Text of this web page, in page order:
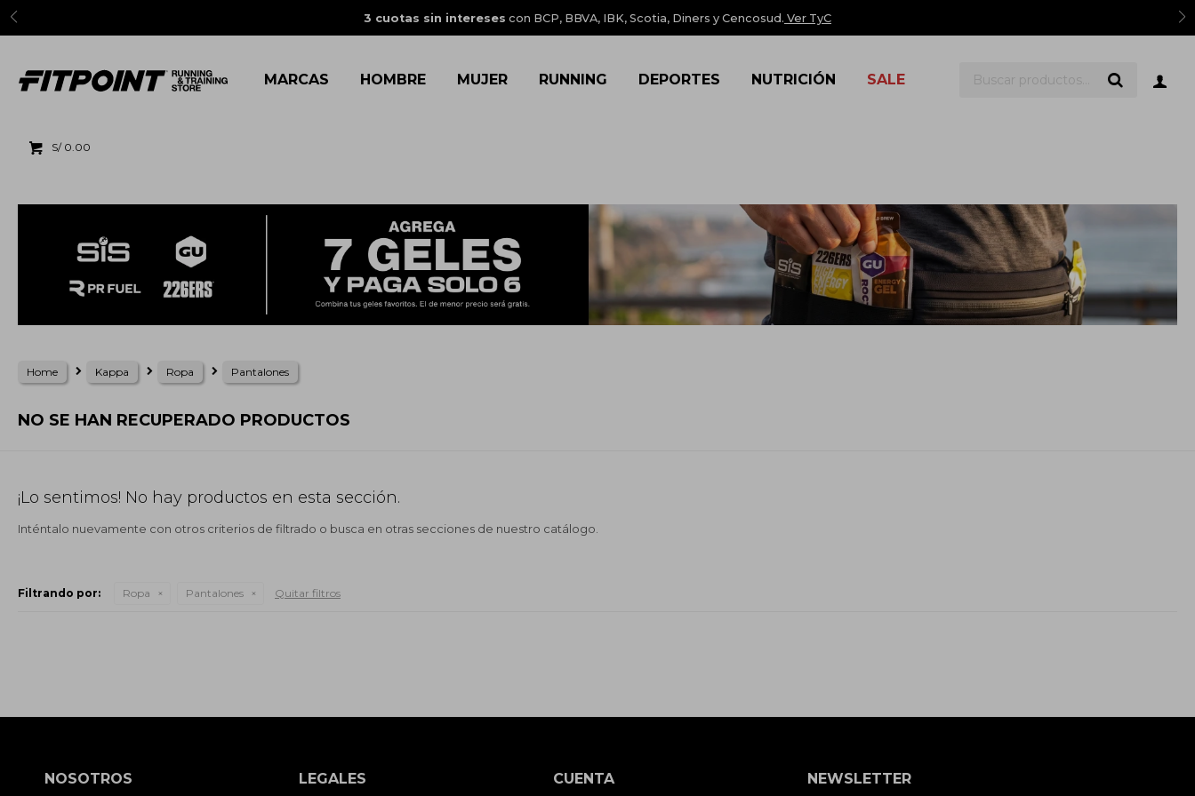
3 cuotas sin intereses con BCP, BBVA, IBK, Scotia, Diners y Cencosud. Ver TyC
MARCAS HOMBRE MUJER RUNNING DEPORTES NUTRICIÓN SALE
S/ 0.00
Home Kappa Ropa Pantalones
NO SE HAN RECUPERADO PRODUCTOS
¡Lo sentimos! No hay productos en esta sección.
Inténtalo nuevamente con otros criterios de filtrado o busca en otras secciones de nuestro catálogo.
Filtrando por: Ropa Pantalones Quitar filtros
NOSOTROS LEGALES CUENTA NEWSLETTER